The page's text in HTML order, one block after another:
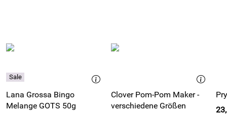
Lana Grossa Bingo
Melange GOTS 50g
Clover Pom-Pom Maker -
verschiedene Größen